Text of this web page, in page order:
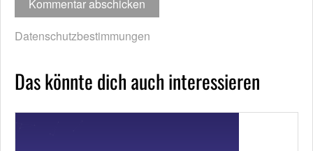
Datenschutzbestimmungen
Das könnte dich auch interessieren